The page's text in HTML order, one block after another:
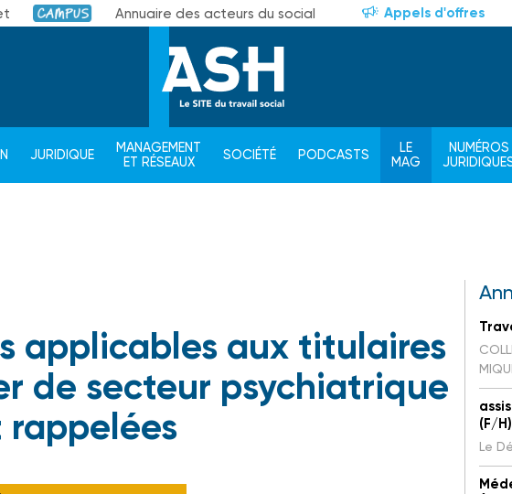
Campus Annuaire des acteurs du social Appels d'offres
JURIDIQUE
MANAGEMENT
ET RÉSEAUX
SOCIÉTÉ PODCASTS
LE
MAG
NUMÉROS
applicables aux titulaires
de secteur psychiatrique
rappelées
(F/H)
Le